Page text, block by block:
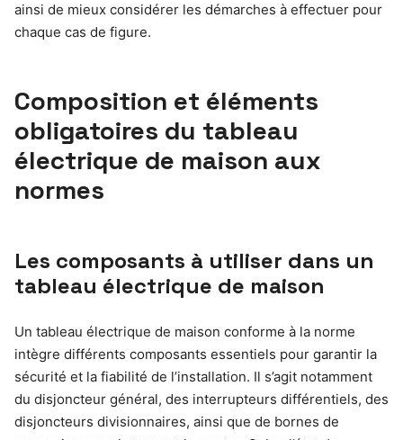
ainsi de mieux considérer les démarches à effectuer pour
chaque cas de figure.
Composition et éléments
obligatoires du tableau
électrique de maison aux
normes
Les composants à utiliser dans un
tableau électrique de maison
Un tableau électrique de maison conforme à la norme
intègre différents composants essentiels pour garantir la
sécurité et la fiabilité de l’installation. Il s’agit notamment
du disjoncteur général, des interrupteurs différentiels, des
disjoncteurs divisionnaires, ainsi que de bornes de